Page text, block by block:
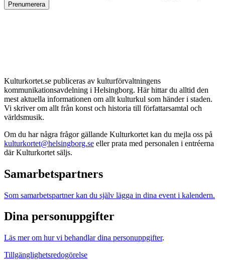
Prenumerera
Kulturkortet.se publiceras av kulturförvaltningens
kommunikationsavdelning i Helsingborg. Här hittar du alltid den
mest aktuella informationen om allt kulturkul som händer i staden.
Vi skriver om allt från konst och historia till författarsamtal och
världsmusik.
Om du har några frågor gällande Kulturkortet kan du mejla oss på
kulturkortet@helsingborg.se eller prata med personalen i entréerna
där Kulturkortet säljs.
Samarbetspartners
Som samarbetspartner kan du själv lägga in dina event i kalendern.
Dina personuppgifter
Läs mer om hur vi behandlar dina personuppgifter.
Tillgänglighetsredogörelse